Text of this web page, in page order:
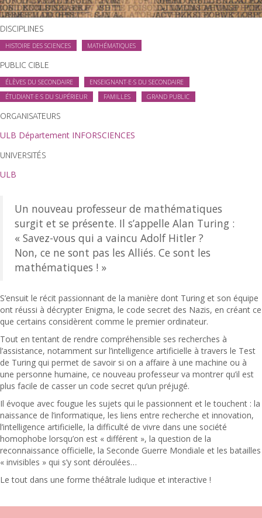
DISCIPLINES
HISTOIRE DES SCIENCES MATHÉMATIQUES
PUBLIC CIBLE
ÉLÈVES DU SECONDAIRE
ENSEIGNANT·E·S DU SECONDAIRE
ÉTUDIANT·E·S DU SUPÉRIEUR
FAMILLES GRAND PUBLIC
ORGANISATEURS
ULB Département INFORSCIENCES
UNIVERSITÉS
ULB
Un nouveau professeur de mathématiques
surgit et se présente. Il s’appelle Alan Turing :
« Savez-vous qui a vaincu Adolf Hitler ?
Non, ce ne sont pas les Alliés. Ce sont les
mathématiques ! »
S’ensuit le récit passionnant de la manière dont Turing et son équipe
ont réussi à décrypter Enigma, le code secret des Nazis, en créant ce
que certains considèrent comme le premier ordinateur.
Tout en tentant de rendre compréhensible ses recherches à
l’assistance, notamment sur l’intelligence artificielle à travers le Test
de Turing qui permet de savoir si on a affaire à une machine ou à
une personne humaine, ce nouveau professeur va montrer qu’il est
plus facile de casser un code secret qu’un préjugé.
Il évoque avec fougue les sujets qui le passionnent et le touchent : la
naissance de l’informatique, les liens entre recherche et innovation,
l’intelligence artificielle, la difficulté de vivre dans une société
homophobe lorsqu’on est « différent », la question de la
reconnaissance officielle, la Seconde Guerre Mondiale et les batailles
« invisibles » qui s’y sont déroulées…
Le tout dans une forme théâtrale ludique et interactive !